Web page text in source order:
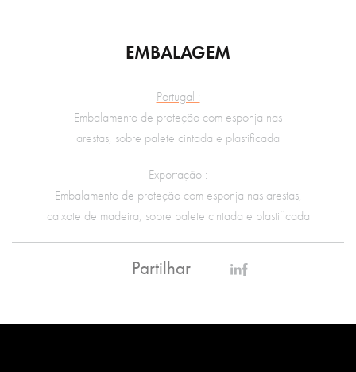
EMBALAGEM
Portugal :
Embalamento de proteção com esponja nas
arestas, sobre palete cintada e plastificada
Exportação :
Embalamento de proteção com esponja nas arestas,
caixote de madeira, sobre palete cintada e plastificada
Partilhar